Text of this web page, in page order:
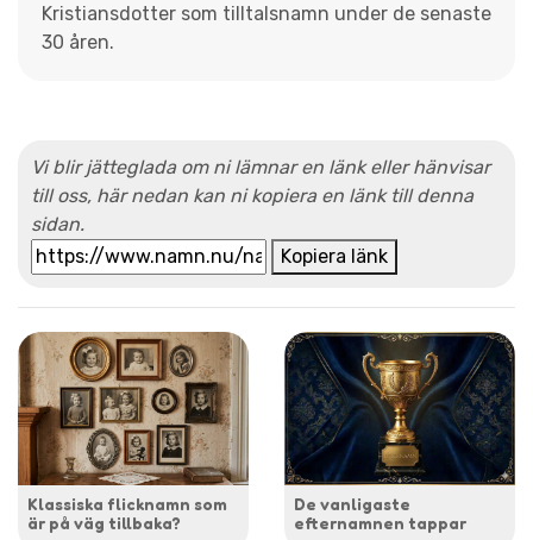
Kristiansdotter som tilltalsnamn under de senaste
30 åren.
Vi blir jätteglada om ni lämnar en länk eller hänvisar
till oss, här nedan kan ni kopiera en länk till denna
sidan.
Kopiera länk
Klassiska flicknamn som
är på väg tillbaka?
De vanligaste
efternamnen tappar